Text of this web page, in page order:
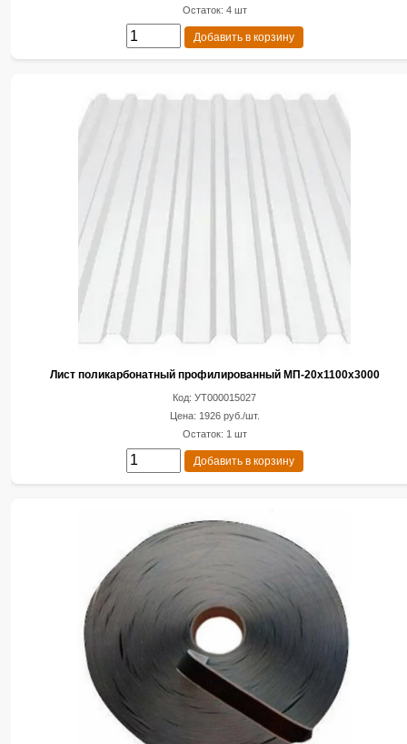
Остаток: 4 шт
Добавить в корзину
Лист поликарбонатный профилированный МП-20х1100х3000
Код: УТ000015027
Цена: 1926 руб./шт.
Остаток: 1 шт
Добавить в корзину